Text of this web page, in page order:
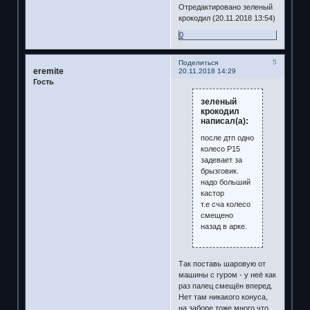
Отредактировано зеленый
крокодил (20.11.2018 13:54)
0
Поделиться
5
20.11.2018 14:29
eremite
Гость
зеленый
крокодил
написал(а):
после дтп одно
колесо Р15
задевает за
брызговик.
надо больший
кастор
т.е сча колесо
смещено
назад в арке.
Так поставь шаровую от
машины с гуром - у неё как
раз палец смещён вперед.
Нет там никакого конуса,
на заборе тоже много что